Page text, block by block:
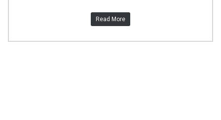
Read More